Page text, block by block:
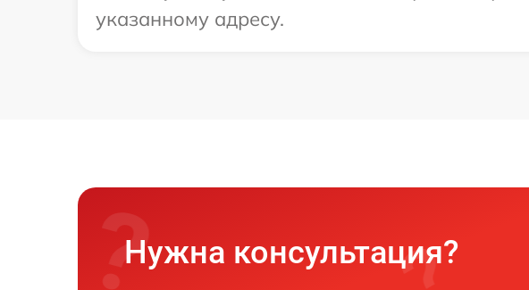
указанному адресу.
Нужна консультация?